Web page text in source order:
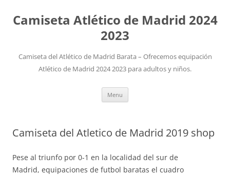
Camiseta Atlético de Madrid 2024
2023
Camiseta del Atlético de Madrid Barata – Ofrecemos equipación
Atlético de Madrid 2024 2023 para adultos y niños.
Menu
Camiseta del Atletico de Madrid 2019 shop
Pese al triunfo por 0-1 en la localidad del sur de
Madrid, equipaciones de futbol baratas el cuadro